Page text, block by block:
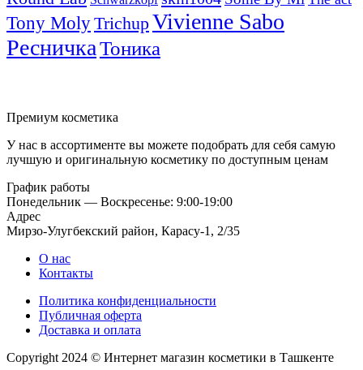
Tony MolyTrichupVivienne Sabo
РесничкаТоника
Премиум косметика
У нас в ассортименте вы можете подобрать для себя самую
лучшую и оригинальную косметику по доступным ценам
График работы
Понедельник — Воскресенье: 9:00-19:00
Адрес
Мирзо-Улугбекский район, Карасу-1, 2/35
О нас
Контакты
Политика конфиденциальности
Публичная оферта
Доставка и оплата
Copyright 2024 © Интернет магазин косметики в Ташкенте